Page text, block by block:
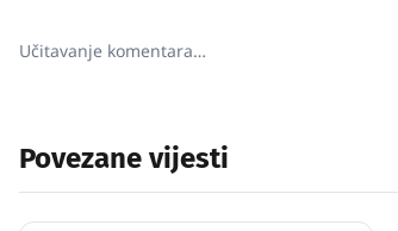
Učitavanje komentara…
Povezane vijesti